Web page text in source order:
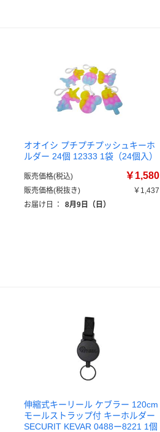
オオイシ プチプチプッシュキーホ
ルダー 24個 12333 1袋（24個入）
販売価格(税込) ￥1,580
販売価格(税抜き)
￥1,437
お届け日
： 8月9日（日）
伸縮式キーリール ケブラー 120cm
モールストラップ付 キーホルダー
SECURIT KEVAR 0488ー8221 1個